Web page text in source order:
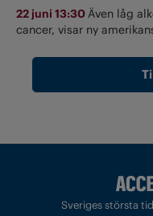
22 juni 13:30Även låg
cancer, visar ny
Sveriges största